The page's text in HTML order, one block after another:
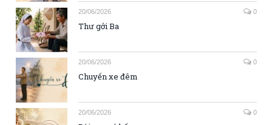
20/06/2026 0
Thư gởi Ba
20/06/2026 0
Chuyến xe đêm
20/06/2026 0